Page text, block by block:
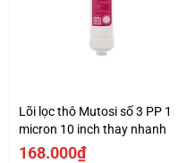
Lõi lọc thô Mutosi số 3 PP 1
micron 10 inch thay nhanh
168.000₫